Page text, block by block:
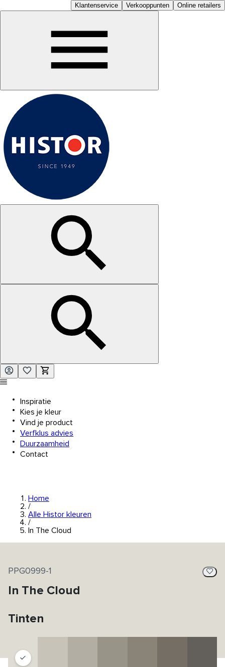
Klantenservice Verkooppunten Online retailers
Inspiratie
Kies je kleur
Vind je product
Verfklus advies
Duurzaamheid
Contact
Home
/
Alle Histor kleuren
/
In The Cloud
PPG0999-1
In The Cloud
Tinten